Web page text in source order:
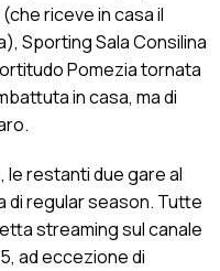
riceve in casa il
Sporting Sala Consilina
Pomezia tornata
in casa, ma di
le restanti due gare al
di regular season. Tutte
streaming sul canale
ad eccezione di